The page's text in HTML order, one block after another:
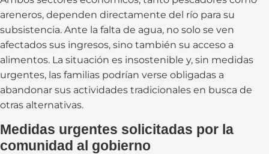
areneros, dependen directamente del río para su
subsistencia. Ante la falta de agua, no solo se ven
afectados sus ingresos, sino también su acceso a
alimentos. La situación es insostenible y, sin medidas
urgentes, las familias podrían verse obligadas a
abandonar sus actividades tradicionales en busca de
otras alternativas.
Medidas urgentes solicitadas por la
comunidad al gobierno